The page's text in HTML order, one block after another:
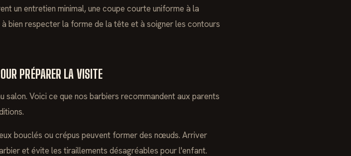
un entretien minimal, une coupe courte uniforme à la
bien respecter la forme de la tête et à soigner les contours
PRÉPARER LA VISITE
salon. Voici ce que nos barbiers recommandent aux parents
bouclés ou crépus peuvent former des nœuds. Arriver
et évite les tiraillements désagréables pour l'enfant.